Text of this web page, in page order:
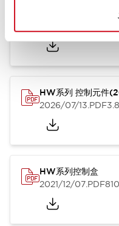
HW系列 Push-in
HW系列 控制元件
2026/07/13.PDF
HW系列控制盒
2021/12/07.PDF